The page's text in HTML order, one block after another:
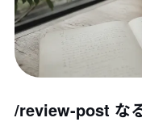
/review-post な